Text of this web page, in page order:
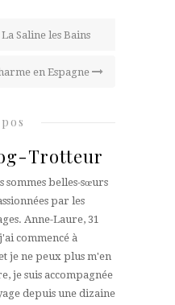
Saline les Bains
en Espagne
Trotteur
sommes belles-sœurs
par les
Anne-Laure, 31
commencé à
je ne peux plus m'en
je suis accompagnée
depuis une dizaine